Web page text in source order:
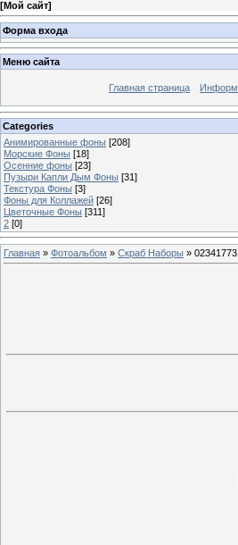
[Мой сайт]
Форма входа
Меню сайта
Главная страница
Categories
Анимированные фоны [208]
Морские Фоны [18]
Осенние фоны [23]
Пузыри Капли Дым Фоны [31]
Текстура Фоны [3]
Фоны для Коллажей [26]
Цветочные Фоны [311]
2 [0]
Главная » Фотоальбом » Скраб Наборы »